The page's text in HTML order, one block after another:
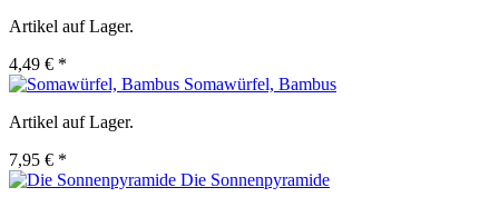
Artikel auf Lager.
4,49 € *
Somawürfel, Bambus
Artikel auf Lager.
7,95 € *
Die Sonnenpyramide